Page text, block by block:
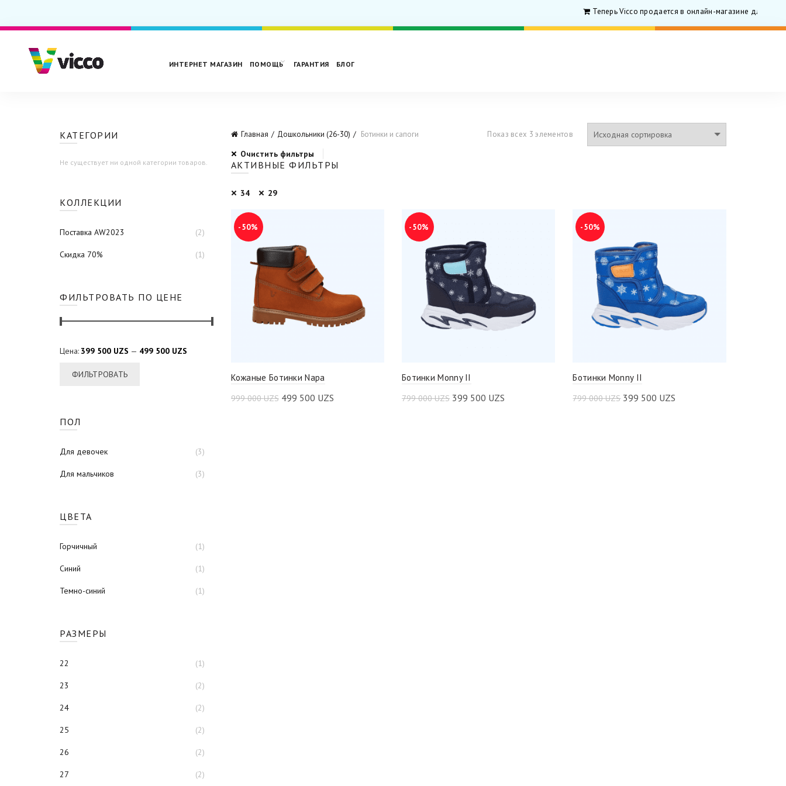
Теперь Vicco продается в онлайн-магазине для
ИНТЕРНЕТ МАГАЗИН ПОМОЩЬ ГАРАНТИЯ БЛОГ
Главная Дошкольники (26-30) Ботинки и сапоги Показ всех 3 элементов
Очистить фильтры
АКТИВНЫЕ ФИЛЬТРЫ
34 29
-50%
Кожаные Ботинки Napa
999 000UZS 499 500 UZS
-50%
Ботинки Monny II
799 000UZS 399 500 UZS
-50%
Ботинки Monny II
799 000UZS 399 500 UZS
КАТЕГОРИИ
Не существует ни одной категории товаров.
КОЛЛЕКЦИИ
Поставка AW2023 (2)
Скидка 70% (1)
ФИЛЬТРОВАТЬ ПО ЦЕНЕ
ФИЛЬТРОВАТЬ
Цена: 399 500 UZS — 499 500 UZS
ПОЛ
Для девочек (3)
Для мальчиков (3)
ЦВЕТА
Горчичный (1)
Синий (1)
Темно-синий (1)
РАЗМЕРЫ
22 (1)
23 (2)
24 (2)
25 (2)
26 (2)
27 (2)